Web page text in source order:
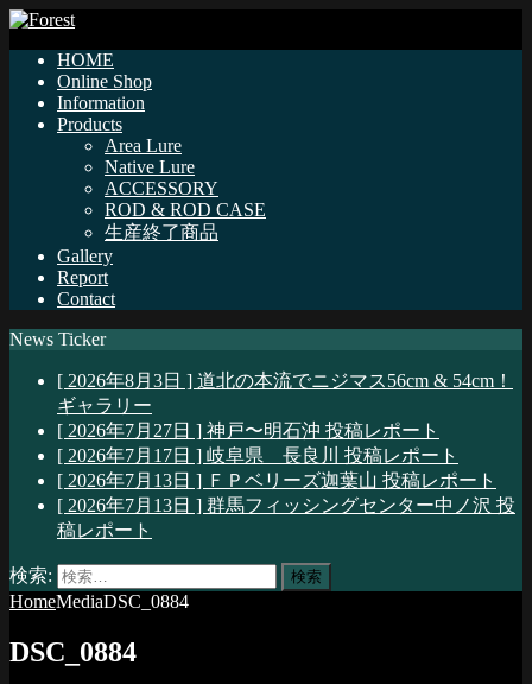
HOME
Online Shop
Information
Products
Area Lure
Native Lure
ACCESSORY
ROD & ROD CASE
生産終了商品
Gallery
Report
Contact
News Ticker
[ 2026年8月3日 ] 道北の本流でニジマス56cm & 54cm！
ギャラリー
[ 2026年7月27日 ] 神戸〜明石沖 投稿レポート
[ 2026年7月17日 ] 岐阜県 長良川 投稿レポート
[ 2026年7月13日 ] ＦＰベリーズ迦葉山 投稿レポート
[ 2026年7月13日 ] 群馬フィッシングセンター中ノ沢 投
稿レポート
検索:
HomeMediaDSC_0884
DSC_0884